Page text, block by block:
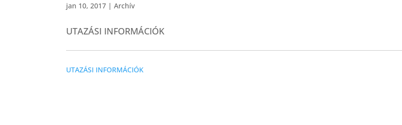
jan 10, 2017 |Archív
UTAZÁSI INFORMÁCIÓK
UTAZÁSI INFORMÁCIÓK